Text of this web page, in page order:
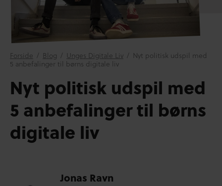
Forside / Blog / Unges Digitale Liv / Nyt politisk udspil med
5 anbefalinger til børns digitale liv
Nyt politisk udspil med
5 anbefalinger til børns
digitale liv
Jonas Ravn